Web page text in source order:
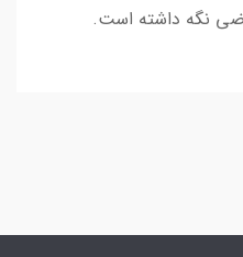
نگه داشته است.